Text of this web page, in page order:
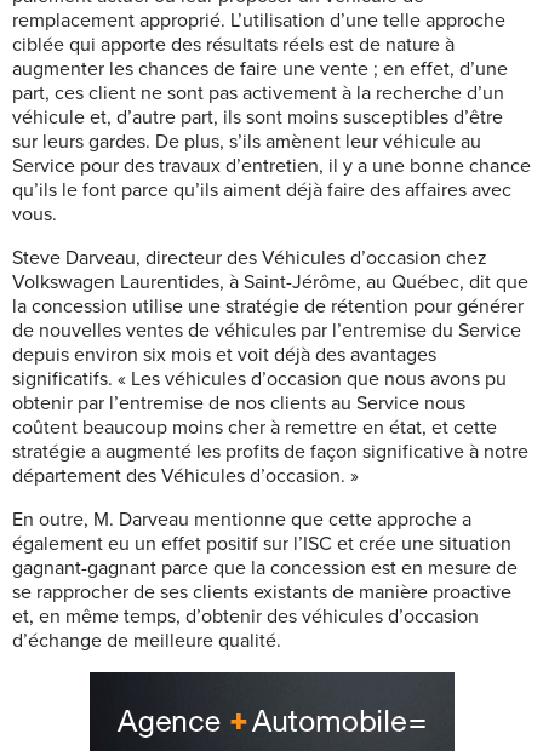
remplacement approprié. L’utilisation d’une telle approche
ciblée qui apporte des résultats réels est de nature à
augmenter les chances de faire une vente ; en effet, d’une
part, ces client ne sont pas activement à la recherche d’un
véhicule et, d’autre part, ils sont moins susceptibles d’être
sur leurs gardes. De plus, s’ils amènent leur véhicule au
Service pour des travaux d’entretien, il y a une bonne chance
qu’ils le font parce qu’ils aiment déjà faire des affaires avec
vous.
Steve Darveau, directeur des Véhicules d’occasion chez
Volkswagen Laurentides, à Saint-Jérôme, au Québec, dit que
la concession utilise une stratégie de rétention pour générer
de nouvelles ventes de véhicules par l’entremise du Service
depuis environ six mois et voit déjà des avantages
significatifs. « Les véhicules d’occasion que nous avons pu
obtenir par l’entremise de nos clients au Service nous
coûtent beaucoup moins cher à remettre en état, et cette
stratégie a augmenté les profits de façon significative à notre
département des Véhicules d’occasion. »
En outre, M. Darveau mentionne que cette approche a
également eu un effet positif sur l’ISC et crée une situation
gagnant-gagnant parce que la concession est en mesure de
se rapprocher de ses clients existants de manière proactive
et, en même temps, d’obtenir des véhicules d’occasion
d’échange de meilleure qualité.